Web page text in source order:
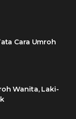
Cara Umroh
Wanita, Laki-